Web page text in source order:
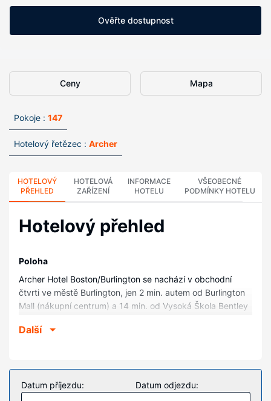
Ověřte dostupnost
Ceny Mapa
Pokoje : 147
Hotelový řetězec : Archer
HOTELOVÝ
PŘEHLED
HOTELOVÁ
ZAŘÍZENÍ
INFORMACE
HOTELU
VŠEOBECNÉ
PODMÍNKY HOTELU
Hotelový přehled
Poloha
Archer Hotel Boston/Burlington se nachází v obchodní
čtvrti ve městě Burlington, jen 2 min. autem od Burlington
Mall (nákupní centrum) a 14 min. od Vysoká Škola Bentley
Tufts University a 15,8 km od Rybník Walden Pond.
V jednom z 147 pokojů, k jejichž vybavení patří
espressovač a LCD televize, se budete cítit jako doma. Na
posteli je připravena polstrovaná matrace, prošívané
Další
Datum příjezdu: Datum odjezdu: